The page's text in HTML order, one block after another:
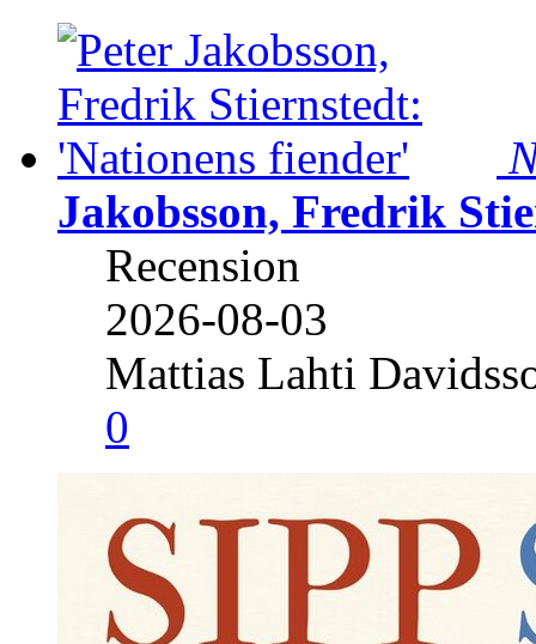
Jakobsson, Fredrik
Recension
2026-08-03
Mattias Lahti
0